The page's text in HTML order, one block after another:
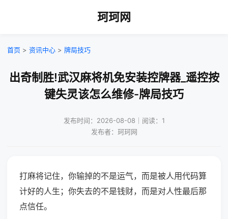
珂珂网
首页 > 资讯中心 > 牌局技巧
出奇制胜!武汉麻将机免安装控牌器_遥控按
键失灵该怎么维修-牌局技巧
发布时间：2026-08-08｜阅读：1
发布者：珂珂网
打麻将记住，你输掉的不是运气，而是被人用代码算
计好的人生；你失去的不是钱财，而是对人性最后那
点信任。